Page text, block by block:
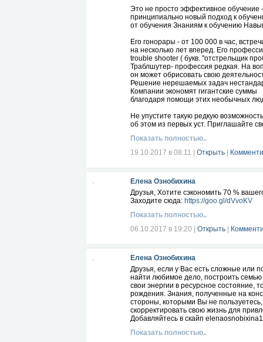
Это не просто эффективное обучение
принципиально новый подход к
от обучения Знаниям к обучению
Его гонорары - от 100 000 в час,
на несколько лет вперед. Его
trouble shooter ( букв. "отстрельщик
Траблшутер- профессия редкая. На
он может обрисовать свою
Решение нерешаемых задач
Компании экономят гигантские суммы
благодаря помощи этих необычных
Не упустите такую редкую
об этом из первых уст. Приглашайте
Для участия просто заходите по
https://www.youtube.com/
скайп elenaosnobixina1
ВКhttps://vk.com/id271509075
Показать полностью..
19.10.2017 в 08:11
Открыть
Елена Ознобихина
Друзья, Хотите сэкономить 70 %
Заходите сюда: https://goo.gl/dVvoKV
Показать полностью..
06.10.2017 в 19:20
Открыть
Елена Ознобихина
Друзья, если у Вас есть сложные или
найти любимое дело, построить
свои энергии в ресурсное состояние,
рождения. Знания, полученные на
стороны, которыми Вы не
скорректировать свою жизнь для
Добавляйтесь в скайп
Показать полностью..